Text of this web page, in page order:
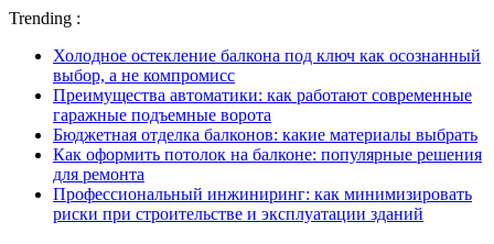
Trending :
Холодное остекление балкона под ключ как осознанный
выбор, а не компромисс
Преимущества автоматики: как работают современные
гаражные подъемные ворота
Бюджетная отделка балконов: какие материалы выбрать
Как оформить потолок на балконе: популярные решения
для ремонта
Профессиональный инжиниринг: как минимизировать
риски при строительстве и эксплуатации зданий